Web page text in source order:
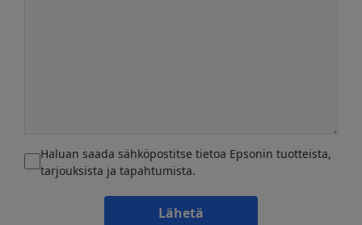
Haluan saada sähköpostitse tietoa Epsonin tuotteista,
tarjouksista ja tapahtumista.
Lähetä